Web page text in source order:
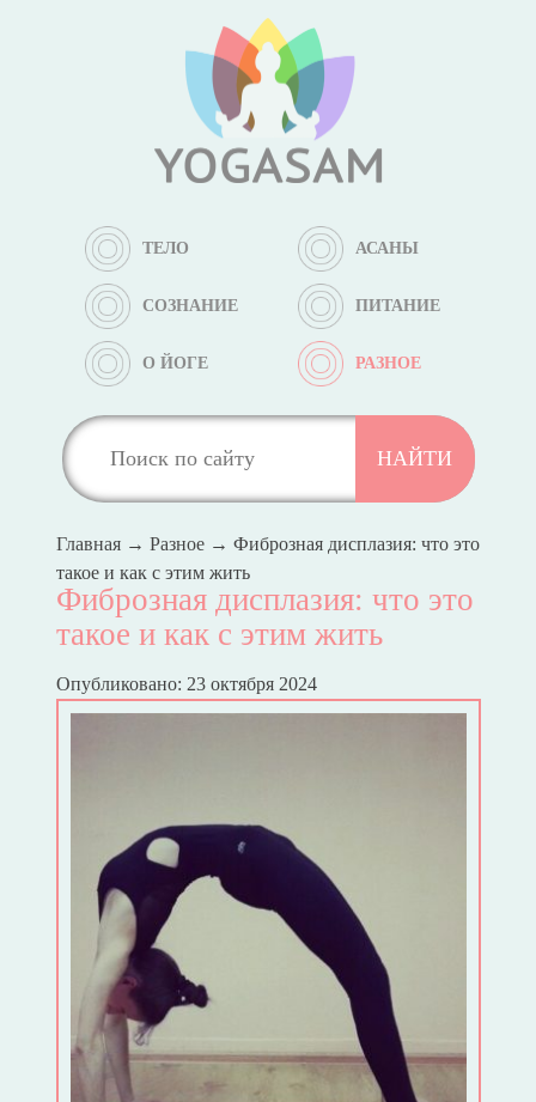
ТЕЛО АСАНЫ
СОЗНАНИЕ ПИТАНИЕ
О ЙОГЕ РАЗНОЕ
Главная→ Разное→ Фиброзная дисплазия: что это
такое и как с этим жить
Фиброзная дисплазия: что это
такое и как с этим жить
Опубликовано: 23 октября 2024